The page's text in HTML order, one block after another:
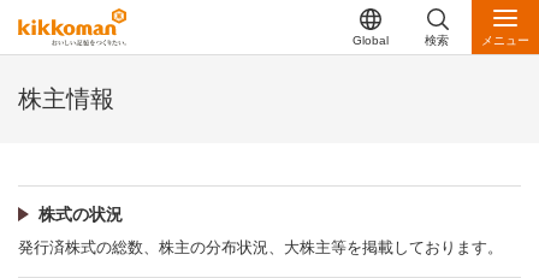
Global 検索 メニュー
株主情報
株式の状況
発行済株式の総数、株主の分布状況、大株主等を掲載しております。